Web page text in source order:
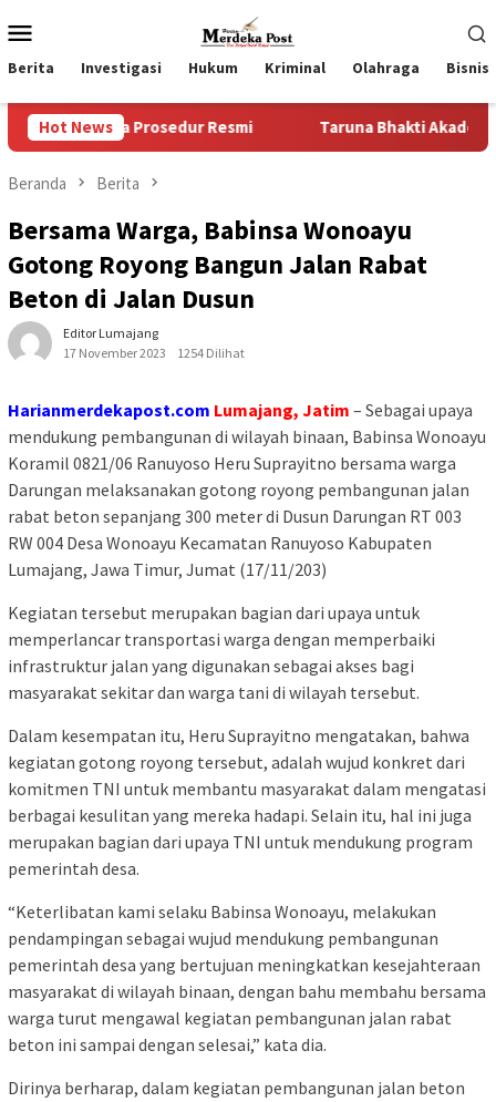
ke
kontenMobile
Berita Investigasi Hukum Kriminal Olahraga Bisnis
Hot News
Prosedur Resmi Taruna Bhakti Akademi TNI 2026
Beranda Berita
Bersama Warga, Babinsa Wonoayu
Gotong Royong Bangun Jalan Rabat
Beton di Jalan Dusun
Editor Lumajang
17 November 2023
1254 Dilihat
Harianmerdekapost.com Lumajang, Jatim – Sebagai upaya
mendukung pembangunan di wilayah binaan, Babinsa Wonoayu
Koramil 0821/06 Ranuyoso Heru Suprayitno bersama warga
Darungan melaksanakan gotong royong pembangunan jalan
rabat beton sepanjang 300 meter di Dusun Darungan RT 003
RW 004 Desa Wonoayu Kecamatan Ranuyoso Kabupaten
Lumajang, Jawa Timur, Jumat (17/11/203)
Kegiatan tersebut merupakan bagian dari upaya untuk
memperlancar transportasi warga dengan memperbaiki
infrastruktur jalan yang digunakan sebagai akses bagi
masyarakat sekitar dan warga tani di wilayah tersebut.
Dalam kesempatan itu, Heru Suprayitno mengatakan, bahwa
kegiatan gotong royong tersebut, adalah wujud konkret dari
komitmen TNI untuk membantu masyarakat dalam mengatasi
berbagai kesulitan yang mereka hadapi. Selain itu, hal ini juga
merupakan bagian dari upaya TNI untuk mendukung program
pemerintah desa.
“Keterlibatan kami selaku Babinsa Wonoayu, melakukan
pendampingan sebagai wujud mendukung pembangunan
pemerintah desa yang bertujuan meningkatkan kesejahteraan
masyarakat di wilayah binaan, dengan bahu membahu bersama
warga turut mengawal kegiatan pembangunan jalan rabat
beton ini sampai dengan selesai,” kata dia.
Dirinya berharap, dalam kegiatan pembangunan jalan beton